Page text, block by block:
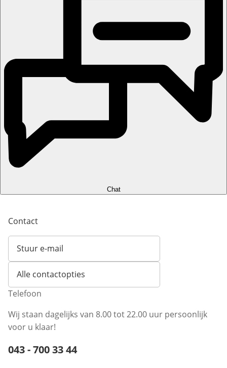
Chat
Contact
Stuur e-mail
Opent e-mailclient
Alle contactopties
Telefoon
Wij staan dagelijks van 8.00 tot 22.00 uur persoonlijk
voor u klaar!
Telefoonnummer:
043 - 700 33 44